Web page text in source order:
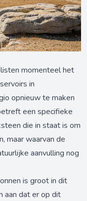
momenteel het
in
opnieuw te maken
een specifieke
die in staat is om
maar waarvan de
aanvulling nog
is groot in dit
aan dat er op dit